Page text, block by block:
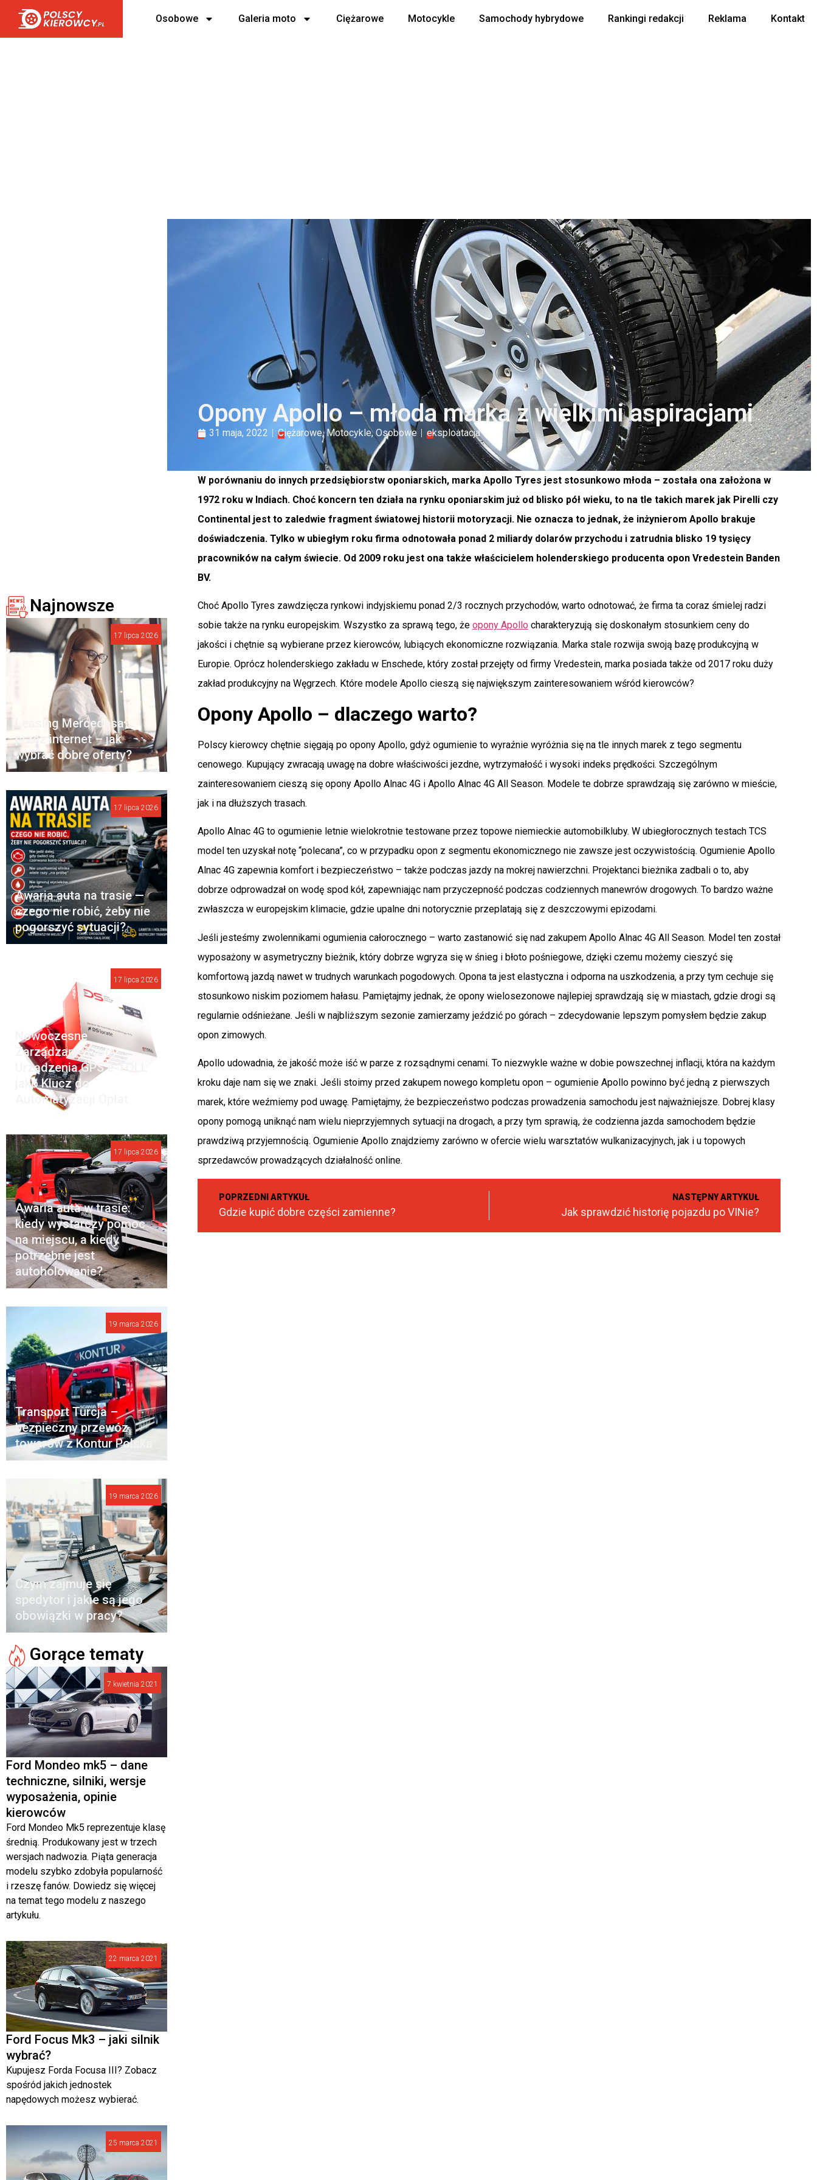
Osobowe Galeria moto Ciężarowe Motocykle Samochody hybrydowe Rankingi redakcji Reklama Kontakt
Opony Apollo – młoda marka z wielkimi aspiracjami
31 maja, 2022 Ciężarowe,Motocykle,Osobowe eksploatacja
W porównaniu do innych przedsiębiorstw oponiarskich, marka Apollo Tyres jest stosunkowo młoda – została ona założona w
1972 roku w Indiach. Choć koncern ten działa na rynku oponiarskim już od blisko pół wieku, to na tle takich marek jak Pirelli czy
Continental jest to zaledwie fragment światowej historii motoryzacji. Nie oznacza to jednak, że inżynierom Apollo brakuje
doświadczenia. Tylko w ubiegłym roku firma odnotowała ponad 2 miliardy dolarów przychodu i zatrudnia blisko 19 tysięcy
pracowników na całym świecie. Od 2009 roku jest ona także właścicielem holenderskiego producenta opon Vredestein Banden
BV.
Choć Apollo Tyres zawdzięcza rynkowi indyjskiemu ponad 2/3 rocznych przychodów, warto odnotować, że firma ta coraz śmielej radzi
sobie także na rynku europejskim. Wszystko za sprawą tego, że opony Apollo charakteryzują się doskonałym stosunkiem ceny do
jakości i chętnie są wybierane przez kierowców, lubiących ekonomiczne rozwiązania. Marka stale rozwija swoją bazę produkcyjną w
Europie. Oprócz holenderskiego zakładu w Enschede, który został przejęty od firmy Vredestein, marka posiada także od 2017 roku duży
zakład produkcyjny na Węgrzech. Które modele Apollo cieszą się największym zainteresowaniem wśród kierowców?
Opony Apollo – dlaczego warto?
Polscy kierowcy chętnie sięgają po opony Apollo, gdyż ogumienie to wyraźnie wyróżnia się na tle innych marek z tego segmentu
cenowego. Kupujący zwracają uwagę na dobre właściwości jezdne, wytrzymałość i wysoki indeks prędkości. Szczególnym
zainteresowaniem cieszą się opony Apollo Alnac 4G i Apollo Alnac 4G All Season. Modele te dobrze sprawdzają się zarówno w mieście,
jak i na dłuższych trasach.
Apollo Alnac 4G to ogumienie letnie wielokrotnie testowane przez topowe niemieckie automobilkluby. W ubiegłorocznych testach TCS
model ten uzyskał notę “polecana”, co w przypadku opon z segmentu ekonomicznego nie zawsze jest oczywistością. Ogumienie Apollo
Alnac 4G zapewnia komfort i bezpieczeństwo – także podczas jazdy na mokrej nawierzchni. Projektanci bieżnika zadbali o to, aby
dobrze odprowadzał on wodę spod kół, zapewniając nam przyczepność podczas codziennych manewrów drogowych. To bardzo ważne
zwłaszcza w europejskim klimacie, gdzie upalne dni notorycznie przeplatają się z deszczowymi epizodami.
Jeśli jesteśmy zwolennikami ogumienia całorocznego – warto zastanowić się nad zakupem Apollo Alnac 4G All Season. Model ten został
wyposażony w asymetryczny bieżnik, który dobrze wgryza się w śnieg i błoto pośniegowe, dzięki czemu możemy cieszyć się
komfortową jazdą nawet w trudnych warunkach pogodowych. Opona ta jest elastyczna i odporna na uszkodzenia, a przy tym cechuje się
stosunkowo niskim poziomem hałasu. Pamiętajmy jednak, że opony wielosezonowe najlepiej sprawdzają się w miastach, gdzie drogi są
regularnie odśnieżane. Jeśli w najbliższym sezonie zamierzamy jeździć po górach – zdecydowanie lepszym pomysłem będzie zakup
opon zimowych.
Apollo udowadnia, że jakość może iść w parze z rozsądnymi cenami. To niezwykle ważne w dobie powszechnej inflacji, która na każdym
kroku daje nam się we znaki. Jeśli stoimy przed zakupem nowego kompletu opon – ogumienie Apollo powinno być jedną z pierwszych
marek, które weźmiemy pod uwagę. Pamiętajmy, że bezpieczeństwo podczas prowadzenia samochodu jest najważniejsze. Dobrej klasy
opony pomogą uniknąć nam wielu nieprzyjemnych sytuacji na drogach, a przy tym sprawią, że codzienna jazda samochodem będzie
prawdziwą przyjemnością. Ogumienie Apollo znajdziemy zarówno w ofercie wielu warsztatów wulkanizacyjnych, jak i u topowych
sprzedawców prowadzących działalność online.
POPRZEDNI ARTYKUŁ
Gdzie kupić dobre części zamienne?
NASTĘPNY ARTYKUŁ
Jak sprawdzić historię pojazdu po VINie?
Najnowsze
Leasing Mercedesa
przez internet – jak
wybrać dobre oferty?
17 lipca 2026
Awaria auta na trasie —
czego nie robić, żeby nie
pogorszyć sytuacji?
17 lipca 2026
Nowoczesne
Zarządzanie Flotą:
Urządzenia GPS e-TOLL
jako Klucz do
Automatyzacji Opłat
17 lipca 2026
Awaria auta w trasie:
kiedy wystarczy pomoc
na miejscu, a kiedy
potrzebne jest
autoholowanie?
17 lipca 2026
Transport Turcja –
bezpieczny przewóz
towarów z Kontur Polska
19 marca 2026
Czym zajmuje się
spedytor i jakie są jego
obowiązki w pracy?
19 marca 2026
Gorące tematy
7 kwietnia 2021
Ford Mondeo mk5 – dane
techniczne, silniki, wersje
wyposażenia, opinie
kierowców
Ford Mondeo Mk5 reprezentuje klasę
średnią. Produkowany jest w trzech
wersjach nadwozia. Piąta generacja
modelu szybko zdobyła popularność
i rzeszę fanów. Dowiedz się więcej
na temat tego modelu z naszego
artykułu.
22 marca 2021
Ford Focus Mk3 – jaki silnik
wybrać?
Kupujesz Forda Focusa III? Zobacz
spośród jakich jednostek
napędowych możesz wybierać.
25 marca 2021